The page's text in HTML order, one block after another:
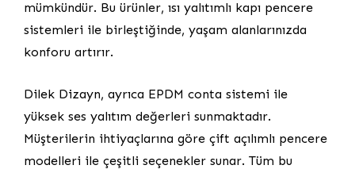
mümkündür. Bu ürünler, ısı yalıtımlı kapı pencere
sistemleri ile birleştiğinde, yaşam alanlarınızda
konforu artırır.
Dilek Dizayn, ayrıca EPDM conta sistemi ile
yüksek ses yalıtım değerleri sunmaktadır.
Müşterilerin ihtiyaçlarına göre çift açılımlı pencere
modelleri ile çeşitli seçenekler sunar. Tüm bu